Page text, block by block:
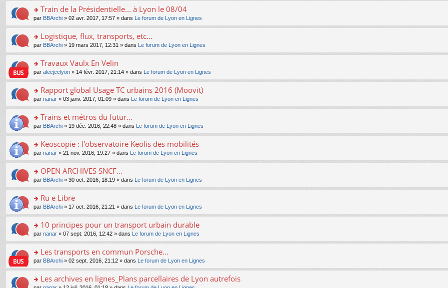
e
nt
s
ré
c
e
nt
le
pl
u
s
ré
c
e
nt
n
n
le
pl
u
s
ré
c
e
nt
a
g
e
n
n
le
pl
u
s
ré
c
e
nt
le
m
e
s
a
g
e
n
n
le
pl
u
s
ré
c
e
nt
s
ult
er
le
m
e
s
a
g
e
n
n
le
pl
u
s
ré
c
e
nt
o
n
s
ult
er
le
m
e
s
a
g
e
n
n
le
pl
u
s
ré
c
e
nt
Train de la Présidentielle... à Lyon le 08/04
par BBArchi » 02 avr. 2017, 17:57 » dans Le forum de Lyon en Lignes
o
n
s
ult
er
le
m
e
s
a
g
e
n
n
le
pl
u
s
ré
c
e
nt
Logistique, flux, transports, etc...
par BBArchi » 19 mars 2017, 12:31 » dans Le forum de Lyon en Lignes
o
n
s
ult
er
le
m
e
s
a
g
e
n
n
le
pl
u
s
ré
c
e
nt
Travaux Vaulx En Velin
par alecjcclyon » 14 févr. 2017, 21:14 » dans Le forum de Lyon en Lignes
o
n
s
ult
er
le
m
e
s
a
g
e
n
n
le
pl
u
s
ré
c
e
nt
Rapport global Usage TC urbains 2016 (Moovit)
par nanar » 03 janv. 2017, 01:09 » dans Le forum de Lyon en Lignes
o
n
s
ult
er
le
m
e
s
a
g
e
n
n
le
pl
u
s
ré
Trains et métros du futur...
par BBArchi » 19 déc. 2016, 22:48 » dans Le forum de Lyon en Lignes
o
n
s
ult
er
le
m
e
s
a
g
e
n
n
le
Keoscopie : l'observatoire Keolis des mobilités
par nanar » 21 nov. 2016, 19:27 » dans Le forum de Lyon en Lignes
o
n
s
ult
er
le
m
e
s
a
g
e
n
OPEN ARCHIVES SNCF...
par BBArchi » 30 oct. 2016, 18:19 » dans Le forum de Lyon en Lignes
o
n
s
ult
er
le
m
e
s
a
Ru e Libre
par BBArchi » 17 oct. 2016, 21:21 » dans Le forum de Lyon en Lignes
o
n
s
ult
er
le
m
e
10 principes pour un transport urbain durable
par nanar » 07 sept. 2016, 12:42 » dans Le forum de Lyon en Lignes
o
n
s
ult
Les transports en commun Porsche...
par BBArchi » 02 sept. 2016, 21:12 » dans Le forum de Lyon en Lignes
Les archives en lignes_Plans parcellaires de Lyon autrefois